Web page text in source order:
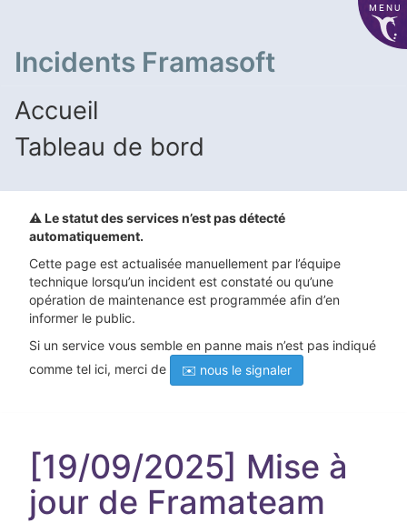
MENU
Incidents Framasoft
Accueil
Tableau de bord
⚠️ Le statut des services n’est pas détecté
automatiquement.
Cette page est actualisée manuellement par l’équipe
technique lorsqu’un incident est constaté ou qu’une
opération de maintenance est programmée afin d’en
informer le public.
Si un service vous semble en panne mais n’est pas indiqué
comme tel ici, merci de
✉️ nous le signaler
[19/09/2025] Mise à
jour de Framateam